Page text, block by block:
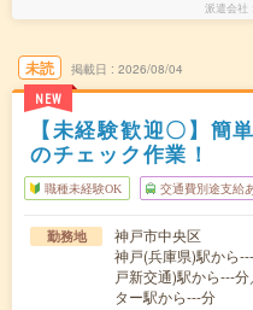
派遣会社
未読
NEW
掲載日 2026/08/04
【未経験歓迎〇】簡
のチェック作業！
職種未経験OK 交通費別途支給
勤務地
神戸市中央区
神戸(兵庫県)駅から
戸新交通)駅から---
ター駅から---分